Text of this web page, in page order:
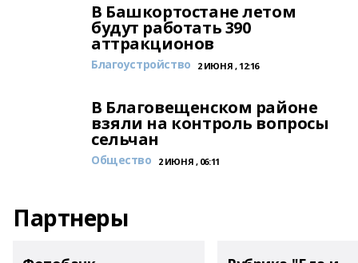
В Башкортостане летом
будут работать 390
аттракционов
Благоустройство 2 ИЮНЯ , 12:16
В Благовещенском районе
взяли на контроль вопросы
сельчан
Общество 2 ИЮНЯ , 06:11
Партнеры